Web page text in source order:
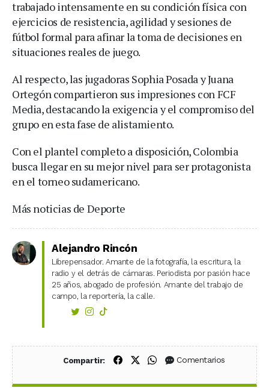
trabajado intensamente en su condición física con
ejercicios de resistencia, agilidad y sesiones de
fútbol formal para afinar la toma de decisiones en
situaciones reales de juego.
Al respecto, las jugadoras Sophia Posada y Juana
Ortegón compartieron sus impresiones con FCF
Media, destacando la exigencia y el compromiso del
grupo en esta fase de alistamiento.
Con el plantel completo a disposición, Colombia
busca llegar en su mejor nivel para ser protagonista
en el torneo sudamericano.
Más noticias de Deporte
Alejandro Rincón
Librepensador. Amante de la fotografía, la escritura, la
radio y el detrás de cámaras. Periodista por pasión hace
25 años, abogado de profesión. Amante del trabajo de
campo, la reportería, la calle.
Compartir: Compartir en Facebook
Compartir en X (Twitter)
Compartir en WhatsApp
Comentarios